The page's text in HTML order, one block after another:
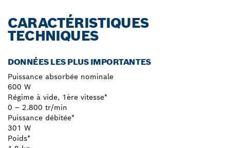
CARACTÉRISTIQUES
TECHNIQUES
DONNÉES LES PLUS IMPORTANTES
Puissance absorbée nominale
600 W
Régime à vide, 1ère vitesse*
0 – 2.800 tr/min
Puissance débitée*
301 W
Poids*